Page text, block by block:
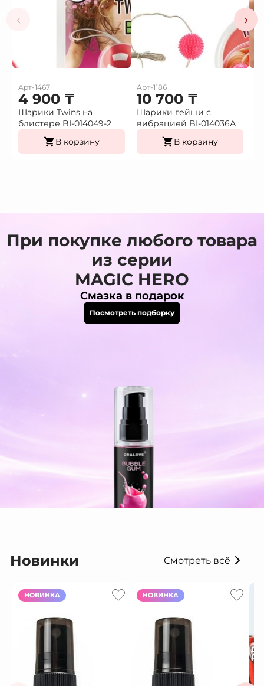
‹
Арт-1467
4 900 ₸
Шарики Twins на
блистере BI-014049-2
В корзину
Арт-1186
10 700 ₸
Шарики гейши с
вибрацией BI-014036А
В корзину
›
При покупке любого товара
из серии
MAGIC HERO
Смазка в подарок
Посмотреть подборку
Новинки Смотреть всё
НОВИНКА НОВИНКА